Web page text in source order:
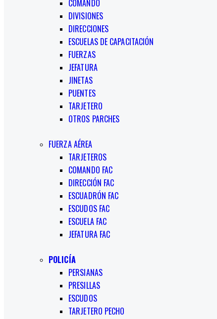
COMANDO
DIVISIONES
DIRECCIONES
ESCUELAS DE CAPACITACIÓN
FUERZAS
JEFATURA
JINETAS
PUENTES
TARJETERO
OTROS PARCHES
FUERZA AÉREA
TARJETEROS
COMANDO FAC
DIRECCIÓN FAC
ESCUADRÓN FAC
ESCUDOS FAC
ESCUELA FAC
JEFATURA FAC
POLICÍA
PERSIANAS
PRESILLAS
ESCUDOS
TARJETERO PECHO